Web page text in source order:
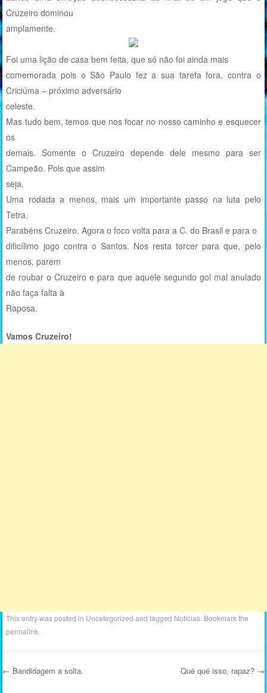
Cruzeiro dominou
amplamente.
Foi uma lição de casa bem feita, que só não foi ainda mais
comemorada pois o São Paulo fez a sua tarefa fora, contra o
Criciúma – próximo adversário
celeste.
Mas tudo bem, temos que nos focar no nosso caminho e esquecer
os
demais. Somente o Cruzeiro depende dele mesmo para ser
Campeão. Pois que assim
seja.
Uma rodada a menos, mais um importante passo na luta pelo
Tetra.
Parabéns Cruzeiro. Agora o foco volta para a C. do Brasil e para o
dificílimo jogo contra o Santos. Nos resta torcer para que, pelo
menos, parem
de roubar o Cruzeiro e para que aquele segundo gol mal anulado
não faça falta à
Raposa.
Vamos Cruzeiro!
This entry was posted in Uncategorized and tagged Notícias . Bookmark the
permalink
← Bandidagem a solta. Qué qué isso, rapaz? →